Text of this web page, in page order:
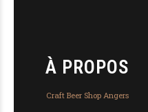
À PROPOS
Craft Beer Shop Angers